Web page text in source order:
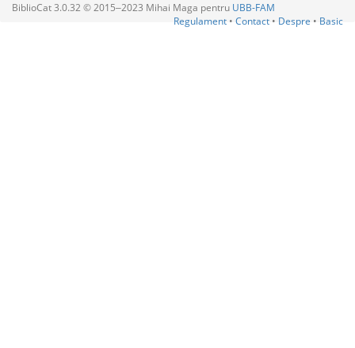
BiblioCat 3.0.32 © 2015‒2023 Mihai Maga pentru UBB-FAM
Regulament • Contact • Despre • Basic